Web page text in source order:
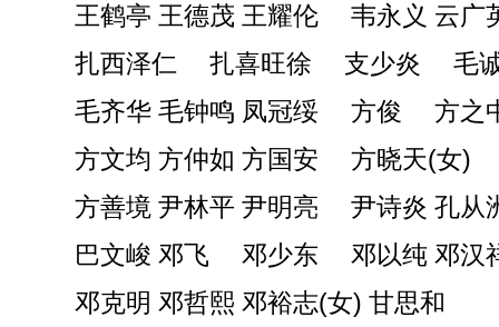
王鹤亭 王德茂 王耀伦 韦永义 云广
扎西泽仁 扎喜旺徐 支少炎 毛诚
毛齐华 毛钟鸣 凤冠绥 方俊 方之
方文均 方仲如 方国安 方晓天(女)
方善境 尹林平 尹明亮 尹诗炎 孔从
巴文峻 邓飞 邓少东 邓以纯 邓汉
邓克明 邓哲熙 邓裕志(女) 甘思和